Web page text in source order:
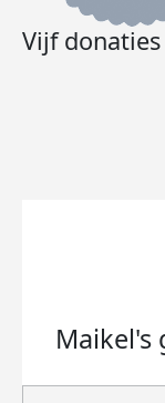
Vijf
Maikel's